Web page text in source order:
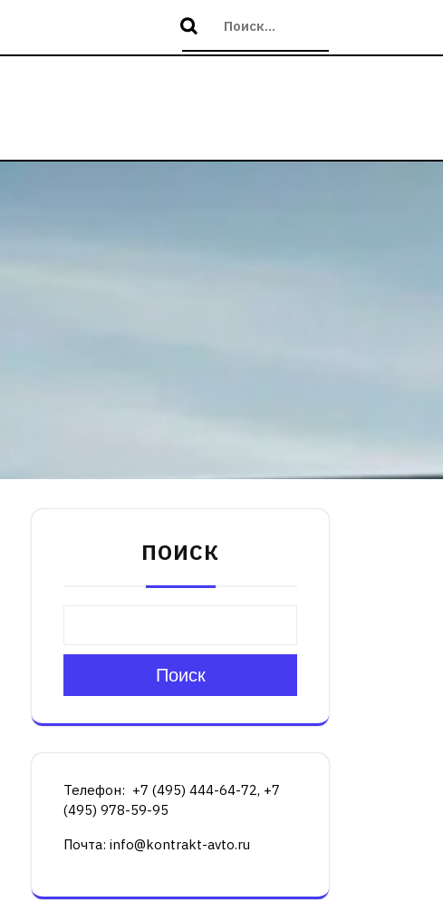
ПОИСК
Поиск
Телефон: +7 (495) 444-64-72, +7
(495) 978-59-95
Почта: info@kontrakt-avto.ru